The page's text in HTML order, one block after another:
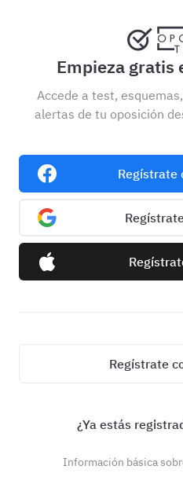
Empieza gratis
Accede a test,
alertas de tu oposición
Regístrate
Regístrate
¿Ya estás
Información básica